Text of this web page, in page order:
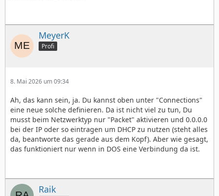
MeyerK
Profi
8. Mai 2026 um 09:34
Ah, das kann sein, ja. Du kannst oben unter "Connections"
eine neue solche definieren. Da ist nicht viel zu tun, Du
musst beim Netzwerktyp nur "Packet" aktivieren und 0.0.0.0
bei der IP oder so eintragen um DHCP zu nutzen (steht alles
da, beantworte das gerade aus dem Kopf). Aber wie gesagt,
das funktioniert nur wenn in DOS eine Verbindung da ist.
Raik